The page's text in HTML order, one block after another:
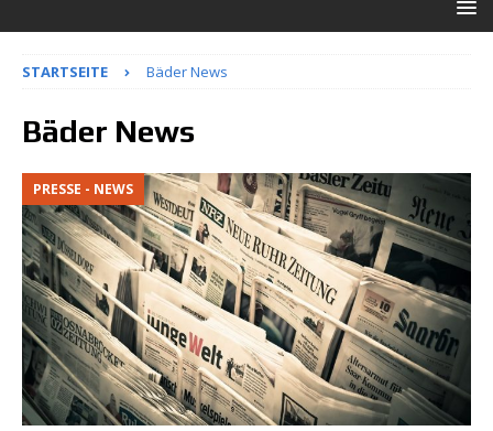
STARTSEITE Bäder News
Bäder News
PRESSE - NEWS